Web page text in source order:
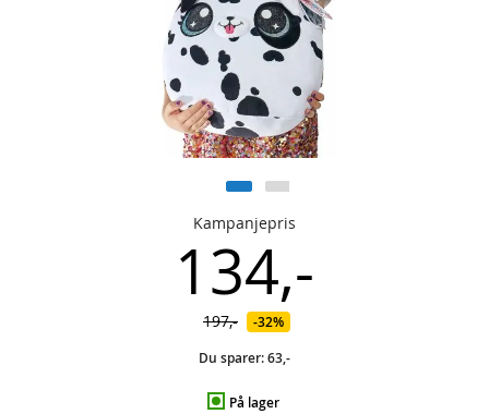
Kampanjepris
134,-
197,-
32%
Du sparer:63,-
På lager